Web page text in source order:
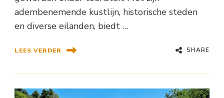
adembenemende kustlijn, historische steden
en diverse eilanden, biedt …
LEES VERDER SHARE